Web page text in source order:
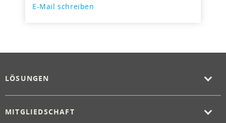
E-Mail schreiben
LÖSUNGEN
MITGLIEDSCHAFT